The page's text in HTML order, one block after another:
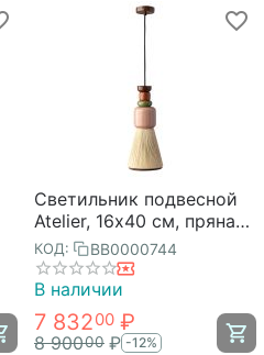
Светильник подвесной
Atelier, 16х40 см, пряная
осень, Bergenson Bjorn
КОД: BB0000744
В наличии
7 83200 ₽
8 90000 ₽ -12%